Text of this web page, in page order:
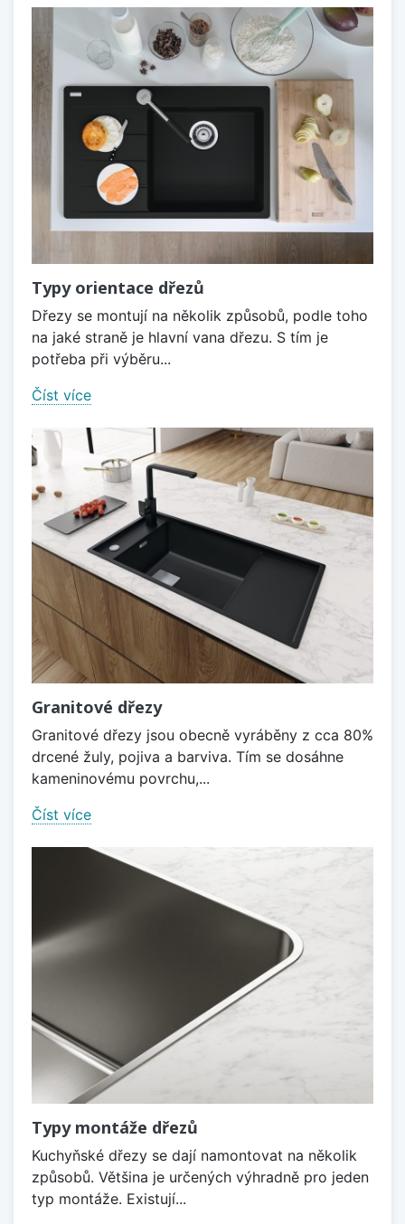
Typy orientace dřezů
Dřezy se montují na několik způsobů, podle toho
na jaké straně je hlavní vana dřezu. S tím je
potřeba při výběru...
Číst více
Granitové dřezy
Granitové dřezy jsou obecně vyráběny z cca 80%
drcené žuly, pojiva a barviva. Tím se dosáhne
kameninovému povrchu,...
Číst více
Typy montáže dřezů
Kuchyňské dřezy se dají namontovat na několik
způsobů. Většina je určených výhradně pro jeden
typ montáže. Existují...